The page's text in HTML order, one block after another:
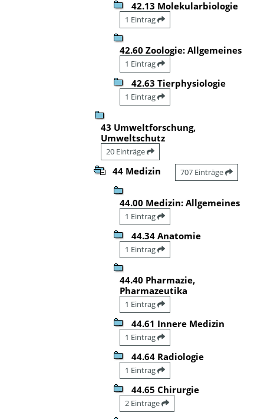
42.13 Molekularbiologie
1 Eintrag
42.60 Zoologie: Allgemeines
1 Eintrag
42.63 Tierphysiologie
1 Eintrag
43 Umweltforschung,
Umweltschutz
20 Einträge
44 Medizin 707 Einträge
44.00 Medizin: Allgemeines
1 Eintrag
44.34 Anatomie
1 Eintrag
44.40 Pharmazie,
Pharmazeutika
1 Eintrag
44.61 Innere Medizin
1 Eintrag
44.64 Radiologie
1 Eintrag
44.65 Chirurgie
2 Einträge